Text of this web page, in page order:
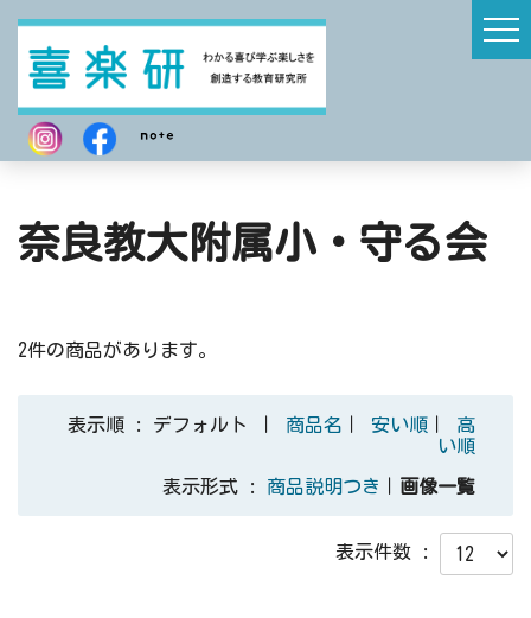
奈良教大附属小・守る会
2件の商品があります。
表示順 : デフォルト ｜ 商品名 安い順
高
い順
表示形式 : 商品説明つき 画像一覧
表示件数 :